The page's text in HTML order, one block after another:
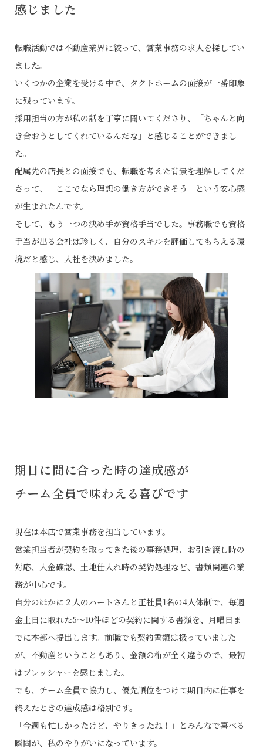
感じました
転職活動では不動産業界に絞って、営業事務の求人を探してい
ました。
いくつかの企業を受ける中で、タクトホームの面接が一番印象
に残っています。
採用担当の方が私の話を丁寧に聞いてくださり、「ちゃんと向
き合おうとしてくれているんだな」と感じることができまし
た。
配属先の店長との面接でも、転職を考えた背景を理解してくだ
さって、「ここでなら理想の働き方ができそう」という安心感
が生まれたんです。
そして、もう一つの決め手が資格手当でした。事務職でも資格
手当が出る会社は珍しく、自分のスキルを評価してもらえる環
境だと感じ、入社を決めました。
期日に間に合った時の達成感が
チーム全員で味わえる喜びです
現在は本店で営業事務を担当しています。
営業担当者が契約を取ってきた後の事務処理、お引き渡し時の
対応、入金確認、土地仕入れ時の契約処理など、書類関連の業
務が中心です。
自分のほかに２人のパートさんと正社員1名の4人体制で、毎週
金土日に取れた5〜10件ほどの契約に関する書類を、月曜日ま
でに本部へ提出します。前職でも契約書類は扱っていました
が、不動産ということもあり、金額の桁が全く違うので、最初
はプレッシャーを感じました。
でも、チーム全員で協力し、優先順位をつけて期日内に仕事を
終えたときの達成感は格別です。
「今週も忙しかったけど、やりきったね！」とみんなで喜べる
瞬間が、私のやりがいになっています。